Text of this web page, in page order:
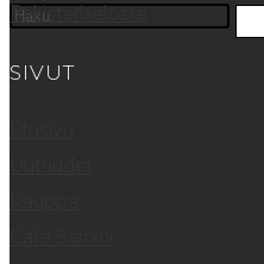
Rekisteriseloste
SIVUT